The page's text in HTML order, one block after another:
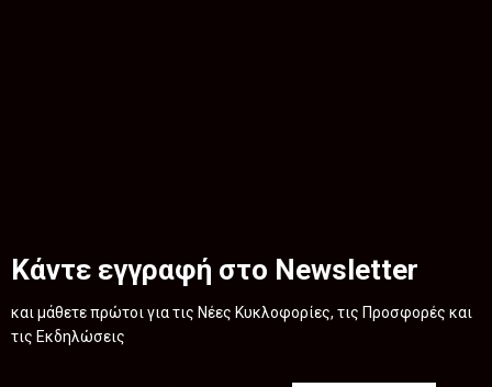
Κάντε εγγραφή στο Newsletter
και μάθετε πρώτοι για τις Νέες Κυκλοφορίες, τις Προσφορές και
τις Εκδηλώσεις